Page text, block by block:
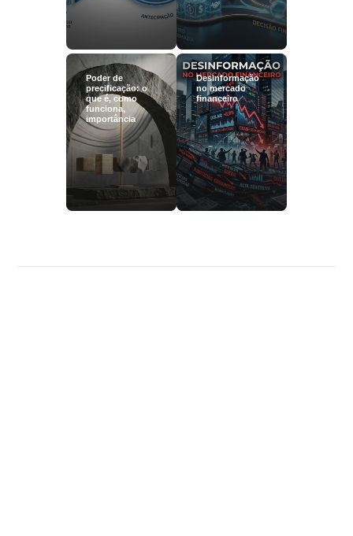
Poder de
precificação: o
que é, como
funciona,
importância
Desinformação
no mercado
financeiro